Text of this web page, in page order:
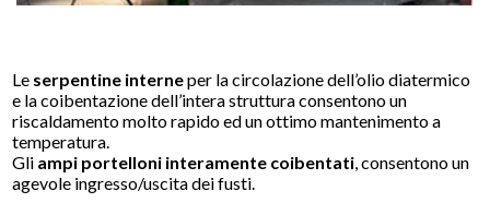
Le serpentine interneper la circolazione dell’olio diatermico
e la coibentazione dell’intera struttura consentono un
riscaldamento molto rapido ed un ottimo mantenimento a
temperatura.
Gli ampi portelloni interamente coibentati, consentono un
agevole ingresso/uscita dei fusti.